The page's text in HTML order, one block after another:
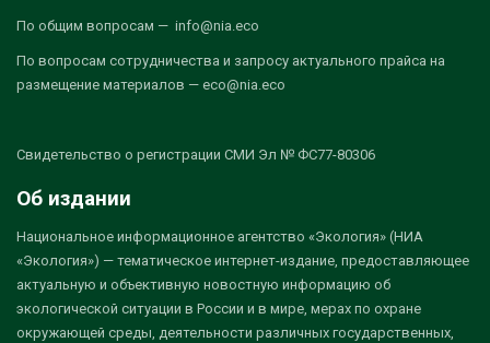
По общим вопросам — info@nia.eco
По вопросам сотрудничества и запросу актуального прайса на
размещение материалов — eco@nia.eco
Свидетельство о регистрации СМИ Эл № ФС77-80306
Об издании
Национальное информационное агентство «Экология» (НИА
«Экология») — тематическое интернет-издание, предоставляющее
актуальную и объективную новостную информацию об
экологической ситуации в России и в мире, мерах по охране
окружающей среды, деятельности различных государственных,